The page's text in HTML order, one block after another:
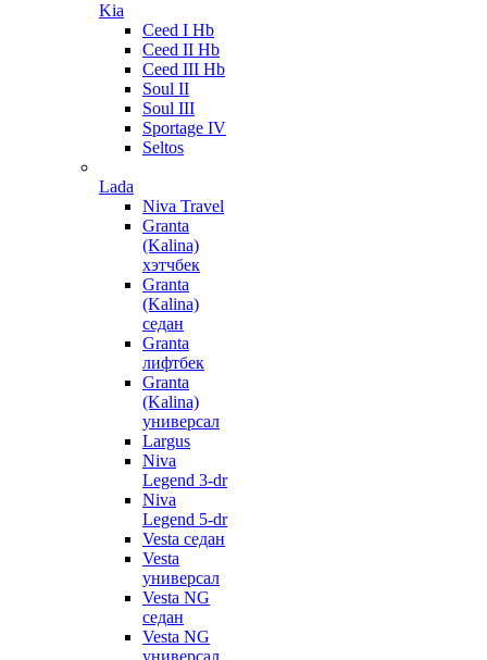
Kia
Ceed I Hb
Ceed II Hb
Ceed III Hb
Soul II
Soul III
Sportage IV
Seltos
Lada
Niva Travel
Granta
(Kalina)
хэтчбек
Granta
(Kalina)
седан
Granta
лифтбек
Granta
(Kalina)
универсал
Largus
Niva
Legend 3-dr
Niva
Legend 5-dr
Vesta седан
Vesta
универсал
Vesta NG
седан
Vesta NG
универсал